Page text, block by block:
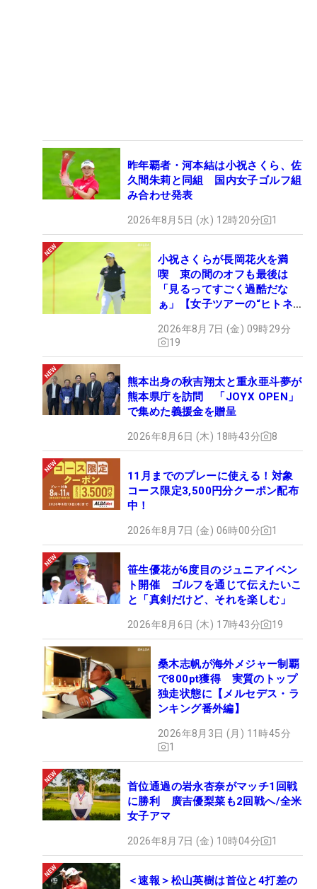
昨年覇者・河本結は小祝さくら、佐
久間朱莉と同組 国内女子ゴルフ組
み合わせ発表
2026年8月5日 (水) 12時20分 1
小祝さくらが長岡花火を満
喫 束の間のオフも最後は
「見るってすごく過酷だな
ぁ」【女子ツアーの“ヒトネ
2026年8月7日 (金) 09時29分
19
熊本出身の秋吉翔太と重永亜斗夢が
熊本県庁を訪問 「JOYX OPEN」
で集めた義援金を贈呈
2026年8月6日 (木) 18時43分 8
11月までのプレーに使える！対象
コース限定3,500円分クーポン配布
中！
2026年8月7日 (金) 06時00分 1
笹生優花が6度目のジュニアイベン
ト開催 ゴルフを通じて伝えたいこ
と「真剣だけど、それを楽しむ」
2026年8月6日 (木) 17時43分 19
桑木志帆が海外メジャー制覇
で800pt獲得 実質のトップ
独走状態に【メルセデス・ラ
ンキング番外編】
2026年8月3日 (月) 11時45分
1
首位通過の岩永杏奈がマッチ1回戦
に勝利 廣吉優梨菜も2回戦へ/全米
女子アマ
2026年8月7日 (金) 10時04分 1
＜速報＞松山英樹は首位と4打差の